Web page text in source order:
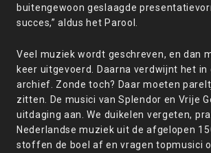
buitengewoon geslaagde
succes,” aldus het Parool.
Veel muziek wordt geschreven, en dan
keer uitgevoerd. Daarna verdwijnt het in
archief. Zonde toch? Daar moeten
zitten. De musici van Splendor en Vrije
uitdaging aan. We duikelen vergeten,
Nederlandse muziek uit de afgelopen
stoffen de boel af en vragen topmusici